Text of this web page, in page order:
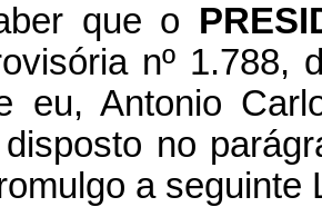
que o
nº 1.788,
eu, Antonio
no
a seguinte